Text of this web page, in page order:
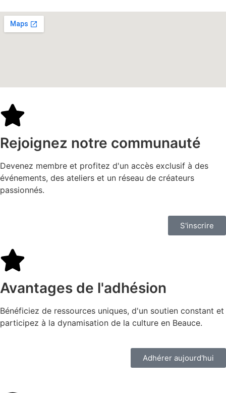
Rejoignez notre communauté
Devenez membre et profitez d'un accès exclusif à des
événements, des ateliers et un réseau de créateurs
passionnés.
S'inscrire
Avantages de l'adhésion
Bénéficiez de ressources uniques, d'un soutien constant et
participez à la dynamisation de la culture en Beauce.
Adhérer aujourd'hui